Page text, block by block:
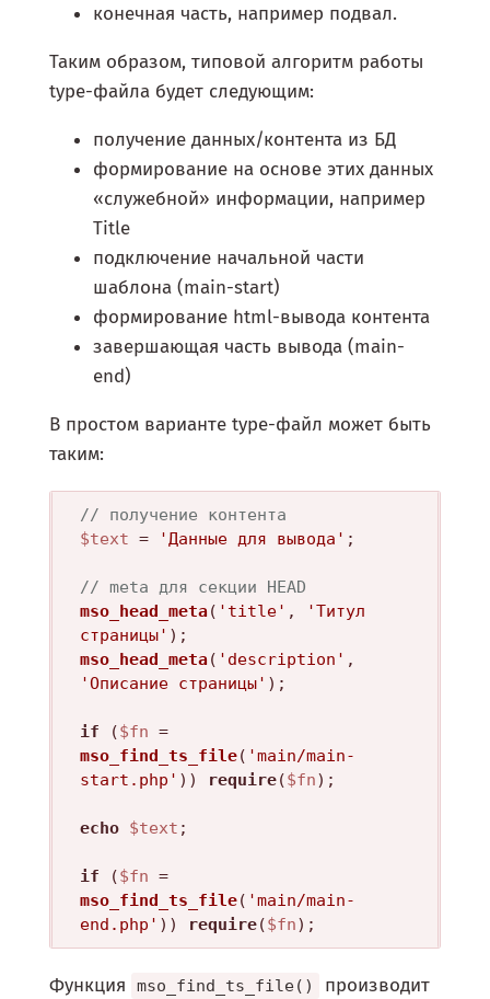
конечная часть, например подвал.
Таким образом, типовой алгоритм работы
type-файла будет следующим:
получение данных/контента из БД
формирование на основе этих данных
«служебной» информации, например
Title
подключение начальной части
шаблона (main-start)
формирование html-вывода контента
завершающая часть вывода (main-
end)
В простом варианте type-файл может быть
таким:
// получение контента
$text = 'Данные для вывода' ;
// meta для секции HEAD
mso_head_meta( 'title' ,
'Титул
страницы'
mso_head_meta( 'description'
'Описание страницы' );
if ($fn
mso_find_ts_file( 'main/main-
start.php' )) require($fn);
echo $text ;
if ($fn
mso_find_ts_file( 'main/main-
end.php' )) require($fn
Функция mso_find_ts_file()
производит